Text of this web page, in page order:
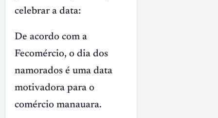
celebrar a data:
De acordo com a
Fecomércio, o dia dos
namorados é uma data
motivadora para o
comércio manauara.